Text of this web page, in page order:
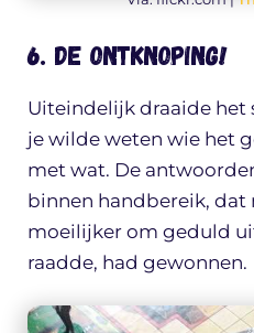
6. De ontknoping!
Uiteindelijk draaide het
je wilde weten wie het
met wat. De
binnen handbereik, dat
moeilijker om geduld
raadde, had gewonnen.